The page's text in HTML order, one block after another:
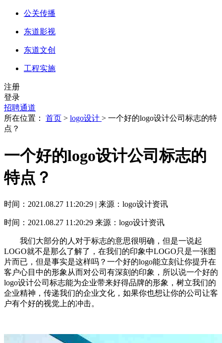
公关传播
东道影视
东道文创
工程实施
注册
登录
招聘通道
所在位置： 首页 > logo设计 > 一个好的logo设计公司标志的特
点？
一个好的logo设计公司标志的
特点？
时间：2021.08.27 11:20:29 | 来源：logo设计资讯
时间：2021.08.27 11:20:29 来源：logo设计资讯
我们大部分的人对于标志的意思很明确，但是一说起
LOGO就不是那么了解了，在我们的印象中LOGO只是一张图
片而已，但是事实是这样吗？一个好的logo能立刻让你提升在
客户心目中的形象从而对公司有深刻的印象，所以说一个好的
logo设计公司标志能为企业带来好得品牌的形象，树立我们的
企业精神，传递我们的企业文化，如果你也想让你的公司让客
户有个好的视觉上的冲击。